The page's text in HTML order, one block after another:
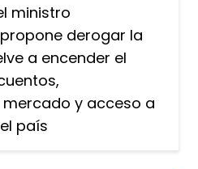
ministro
derogar la
a encender el
y acceso a
país